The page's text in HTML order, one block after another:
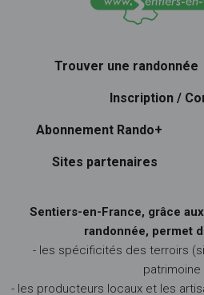
Trouver une randonnée
Inscription /
Abonnement Rando+
Sites partenaires
Sentiers-en-France, grâce
randonnée, permet
- les spécificités des terroirs
patrimoine
- les producteurs locaux et les